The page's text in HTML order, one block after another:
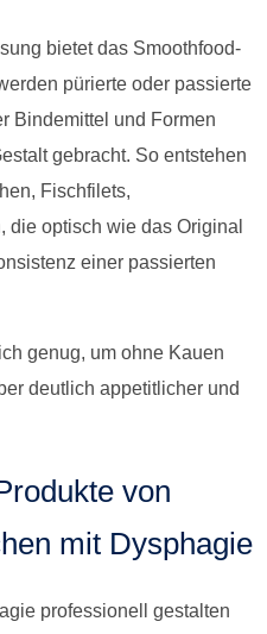
bietet das Smoothfood-
pürierte oder passierte
Bindemittel und Formen
gebracht. So entstehen
Fischfilets,
die optisch wie das Original
einer passierten
genug, um ohne Kauen
deutlich appetitlicher und
von
mit Dysphagie
professionell gestalten